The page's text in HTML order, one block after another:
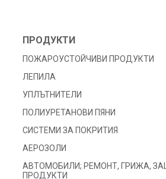
ПРОДУКТИ
ПОЖАРОУСТОЙЧИВИ ПРОДУКТИ
ЛЕПИЛА
УПЛЪТНИТЕЛИ
ПОЛИУРЕТАНОВИ ПЯНИ
СИСТЕМИ ЗА ПОКРИТИЯ
АЕРОЗОЛИ
АВТОМОБИЛИ; РЕМОНТ, ГРИЖА,
ПРОДУКТИ